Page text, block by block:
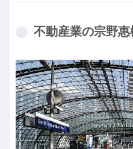
不動産業の宗野惠